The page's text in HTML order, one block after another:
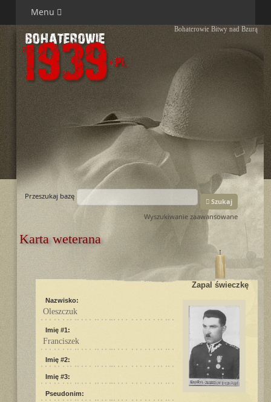
Menu
Bohaterowie Bitwy nad Bzurą
Przeszukaj bazę
Szukaj
Wyszukiwanie zaawansowane
Karta weterana
Zapal świeczkę
Nazwisko:
Oleszczuk
Imię #1:
Franciszek
Imię #2:
Imię #3:
Pseudonim: